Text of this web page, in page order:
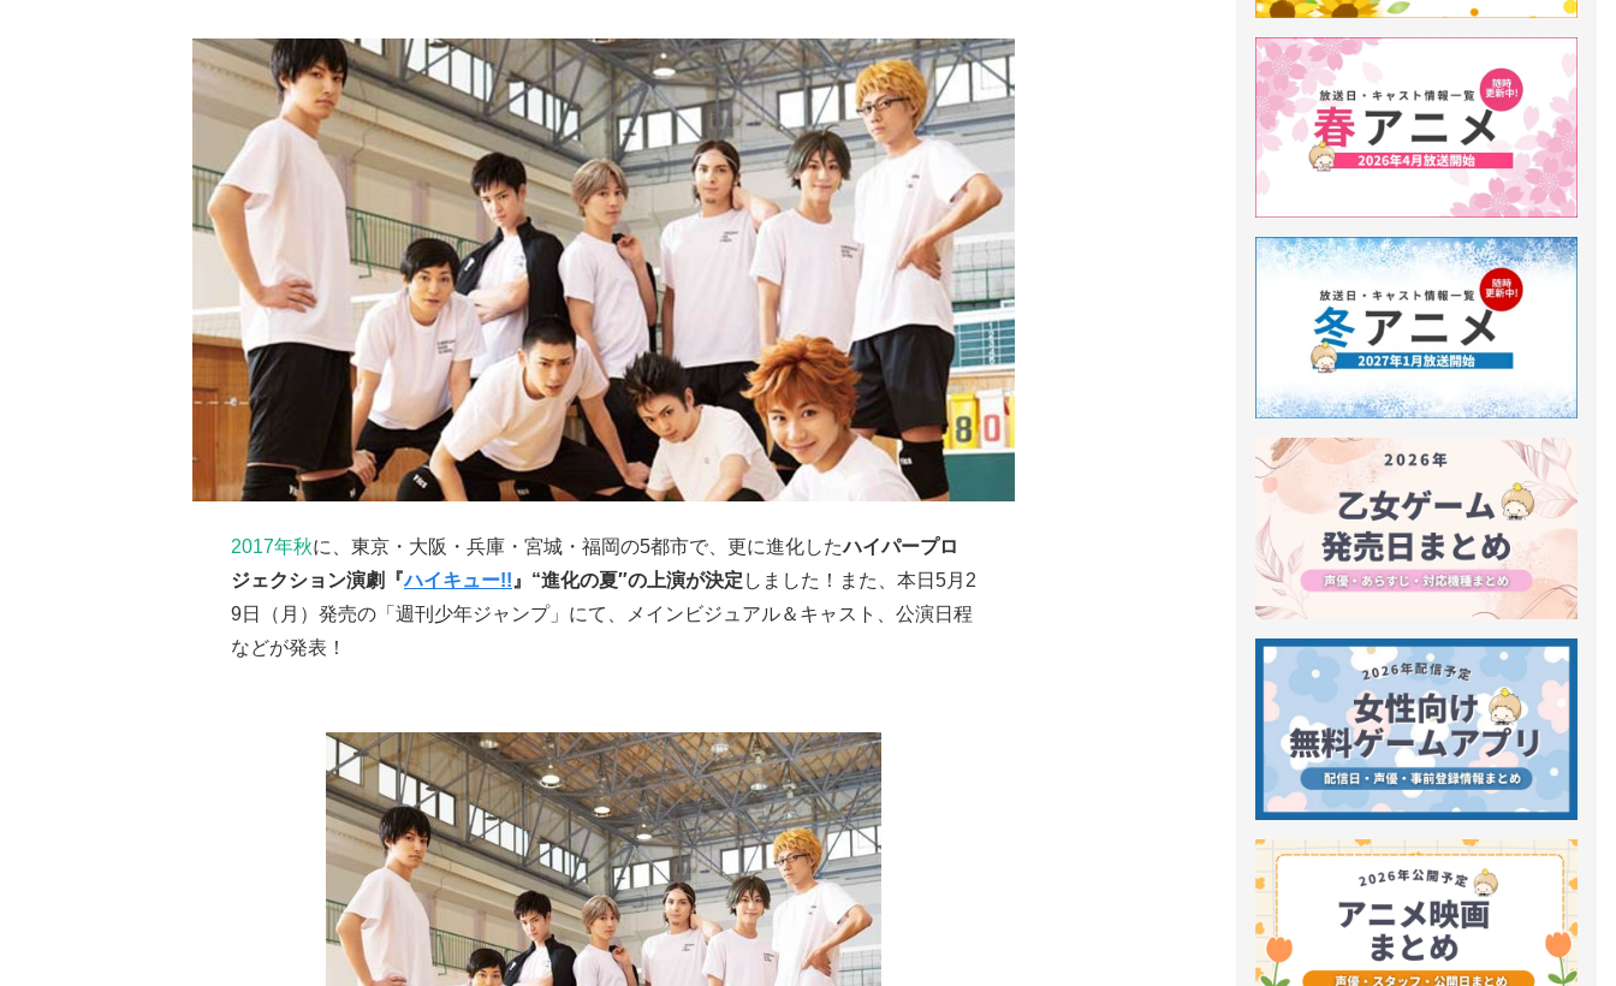
2017年秋に、東京・大阪・兵庫・宮城・福岡の5都市で、更に進化したハイパープロ
ジェクション演劇『ハイキュー!! 』“進化の夏″の上演が決定 しました！また、本日5月2
9日（月）発売の「週刊少年ジャンプ」にて、メインビジュアル＆キャスト、公演日程
などが発表！